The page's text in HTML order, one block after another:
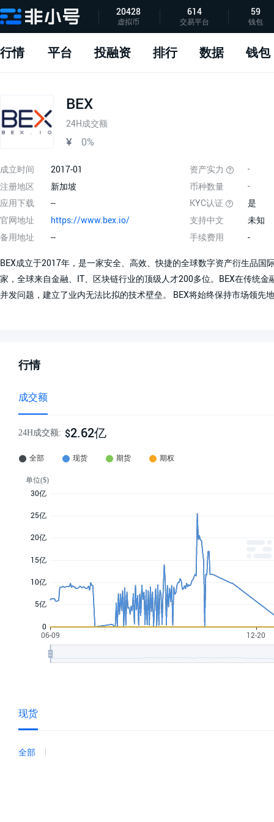
APP下载
指标说明
问题反馈
20428
虚拟币
614
交易平台
59
钱包
行情 平台 投融资 排行 数据 钱包
BEX
24H成交额
¥ 0%
成立时间
2017-01
注册地区
新加坡
应用下载
--
官网地址
https://www.bex.io/
备用地址
--
资产实力 -
币种数量 -
KYC认证
是
支持中文
未知
手续费用
-
BEX成立于2017年，是一家安全、高效、快捷的全球数字资产衍生品
家，全球来自金融、IT、区块链行业的顶级人才200多位。BEX在传统
并发问题，建立了业内无法比拟的技术壁垒。 BEX将始终保持市场领先
行情
成交额
24H成交额: $2.62亿
现货
全部